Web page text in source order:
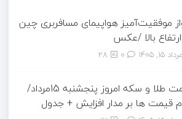
موفقیت‌آمیز هواپیمای مسافربری چین
بالا /عکس
مرداد ۱۵, ۱۴۰۵ 28
قیمت طلا و سکه امروز پنجشنبه 15مرداد/
قیمت ها بر مدار افزایش + جدول